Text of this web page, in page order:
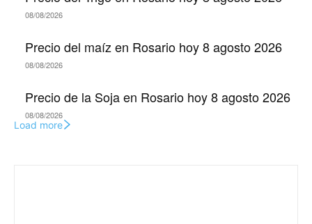
08/08/2026
Precio del maíz en Rosario hoy 8 agosto 2026
08/08/2026
Precio de la Soja en Rosario hoy 8 agosto 2026
08/08/2026
Load more